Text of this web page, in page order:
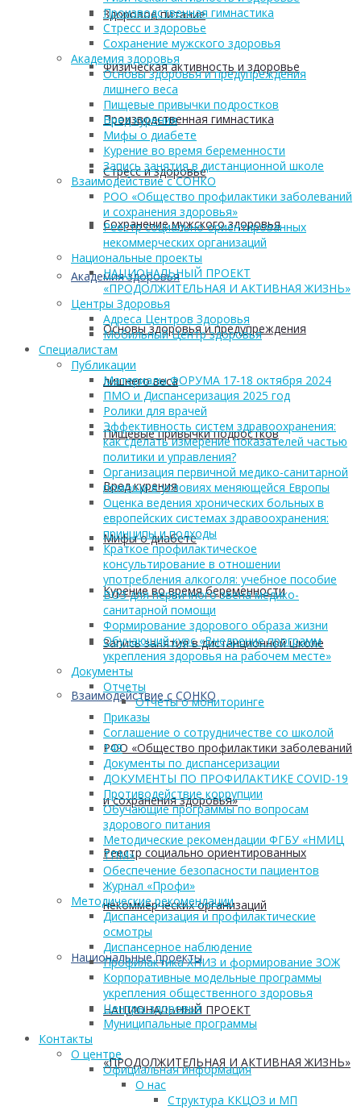
Здоровое питание
Физическая активность и здоровье
Производственная гимнастика
Стресс и здоровье
Сохранение мужского здоровья
Академия здоровья
Основы здоровья и предупреждения
лишнего веса
Пищевые привычки подростков
Вред курения
Мифы о диабете
Курение во время беременности
Запись занятия в дистанционной школе
Взаимодействие с СОНКО
РОО «Общество профилактики заболеваний
и сохранения здоровья»
Реестр социально ориентированных
некоммерческих организаций
Национальные проекты
НАЦИОНАЛЬНЫЙ ПРОЕКТ
«ПРОДОЛЖИТЕЛЬНАЯ И АКТИВНАЯ ЖИЗНЬ»
Производственная гимнастика
Стресс и здоровье
Сохранение мужского здоровья
Академия здоровья
Основы здоровья и предупреждения
лишнего веса
Пищевые привычки подростков
Вред курения
Мифы о диабете
Курение во время беременности
Запись занятия в дистанционной школе
Взаимодействие с СОНКО
РОО «Общество профилактики заболеваний
и сохранения здоровья»
Реестр социально ориентированных
некоммерческих организаций
Национальные проекты
НАЦИОНАЛЬНЫЙ ПРОЕКТ
«ПРОДОЛЖИТЕЛЬНАЯ И АКТИВНАЯ ЖИЗНЬ»
Центры Здоровья
Адреса Центров Здоровья
Мобильный Центр здоровья
Cпециалистам
Публикации
Материалы ФОРУМА 17-18 октября 2024
ПМО и Диспансеризация 2025 год
Ролики для врачей
Эффективность систем здравоохранения:
как сделать измерение показателей частью
политики и управления?
Организация первичной медико-санитарной
помощи в условиях меняющейся Европы
Оценка ведения хронических больных в
европейских системах здравоохранения:
принципы и подходы
Краткое профилактическое
консультирование в отношении
употребления алкоголя: учебное пособие
ВОЗ для первичного звена медико-
санитарной помощи
Формирование здорового образа жизни
Обучающий курс «Внедрение программ
укрепления здоровья на рабочем месте»
Документы
Отчеты
Отчеты о мониторинге
Приказы
Соглашение о сотрудничестве со школой
149
Документы по диспансеризации
ДОКУМЕНТЫ ПО ПРОФИЛАКТИКЕ COVID-19
Противодействие коррупции
Обучающие программы по вопросам
здорового питания
Методические рекомендации ФГБУ «НМИЦ
ТПМ»
Обеспечение безопасности пациентов
Журнал «Профи»
Методические рекомендации
Диспансеризация и профилактические
осмотры
Диспансерное наблюдение
Профилактика ХНИЗ и формирование ЗОЖ
Корпоративные модельные программы
укрепления общественного здоровья
Центры здоровья
Муниципальные программы
Контакты
О центре
Официальная информация
О нас
Структура ККЦОЗ и МП